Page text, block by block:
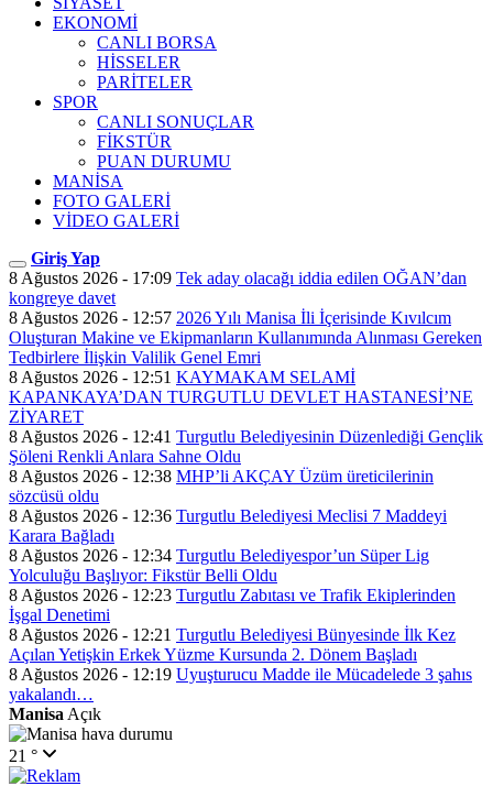
EKONOMİ
CANLI BORSA
HİSSELER
PARİTELER
SPOR
CANLI SONUÇLAR
FİKSTÜR
PUAN DURUMU
MANİSA
FOTO GALERİ
VİDEO GALERİ
Giriş Yap
8 Ağustos 2026 - 17:09 Tek aday olacağı iddia edilen OĞAN’dan
kongreye davet
8 Ağustos 2026 - 12:57 2026 Yılı Manisa İli İçerisinde Kıvılcım
Oluşturan Makine ve Ekipmanların Kullanımında Alınması Gereken
Tedbirlere İlişkin Valilik Genel Emri
8 Ağustos 2026 - 12:51 KAYMAKAM SELAMİ
KAPANKAYA’DAN TURGUTLU DEVLET HASTANESİ’NE
ZİYARET
8 Ağustos 2026 - 12:41 Turgutlu Belediyesinin Düzenlediği Gençlik
Şöleni Renkli Anlara Sahne Oldu
8 Ağustos 2026 - 12:38 MHP’li AKÇAY Üzüm üreticilerinin
sözcüsü oldu
8 Ağustos 2026 - 12:36 Turgutlu Belediyesi Meclisi 7 Maddeyi
Karara Bağladı
8 Ağustos 2026 - 12:34 Turgutlu Belediyespor’un Süper Lig
Yolculuğu Başlıyor: Fikstür Belli Oldu
8 Ağustos 2026 - 12:23 Turgutlu Zabıtası ve Trafik Ekiplerinden
İşgal Denetimi
8 Ağustos 2026 - 12:21 Turgutlu Belediyesi Bünyesinde İlk Kez
Açılan Yetişkin Erkek Yüzme Kursunda 2. Dönem Başladı
8 Ağustos 2026 - 12:19 Uyuşturucu Madde ile Mücadelede 3 şahıs
yakalandı…
Manisa Açık
21 °